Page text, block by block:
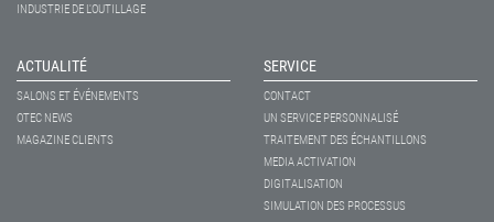
INDUSTRIE DE L'OUTILLAGE
ACTUALITÉ
SALONS ET ÉVÉNEMENTS
OTEC NEWS
MAGAZINE CLIENTS
SERVICE
CONTACT
UN SERVICE PERSONNALISÉ
TRAITEMENT DES ÉCHANTILLONS
MEDIA ACTIVATION
DIGITALISATION
SIMULATION DES PROCESSUS